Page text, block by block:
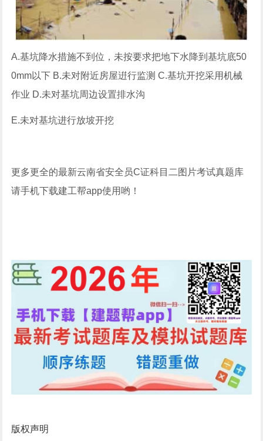
A.基坑降水措施不到位，未按要求把地下水降到基坑底50
0mm以下 B.未对附近房屋逬行监测 C.基坑开挖采用机械
作业 D.未对基坑周边设置排水沟
E.未对基坑进行放坡开挖
更多更全的最新云南省安全员C证科目二图片考试真题库
请手机下载建工帮app使用哟！
版权声明